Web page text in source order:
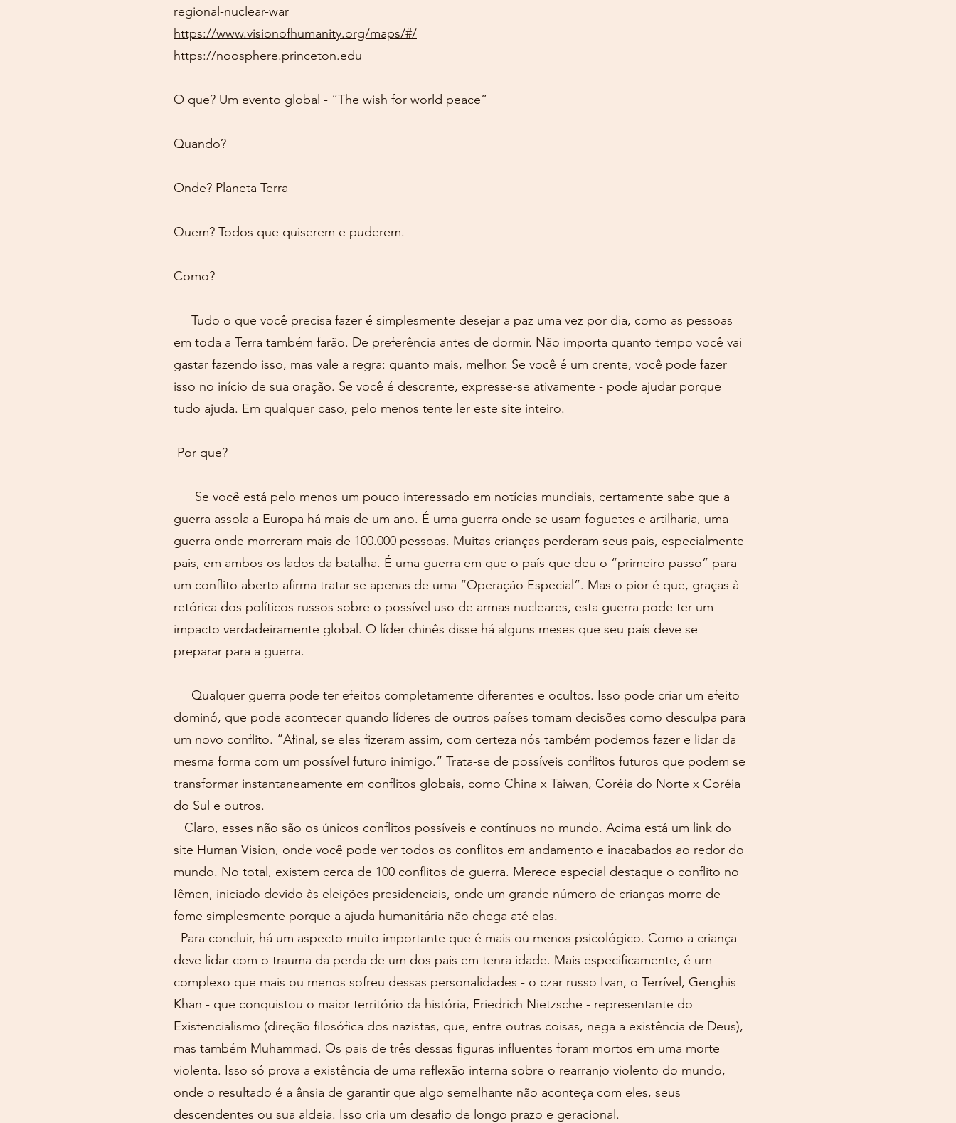
regional-nuclear-war
https://www.visionofhumanity.org/maps/#/
https://noosphere.princeton.edu
O que? Um evento global - “The wish for world peace”
Quando?
Onde? Planeta Terra
Quem? Todos que quiserem e puderem.
Como?
Tudo o que você precisa fazer é simplesmente desejar a paz uma vez por dia, como as pessoas
em toda a Terra também farão. De preferência antes de dormir. Não importa quanto tempo você vai
gastar fazendo isso, mas vale a regra: quanto mais, melhor. Se você é um crente, você pode fazer
isso no início de sua oração. Se você é descrente, expresse-se ativamente - pode ajudar porque
tudo ajuda. Em qualquer caso, pelo menos tente ler este site inteiro.
Por que?
Se você está pelo menos um pouco interessado em notícias mundiais, certamente sabe que a
guerra assola a Europa há mais de um ano. É uma guerra onde se usam foguetes e artilharia, uma
guerra onde morreram mais de 100.000 pessoas. Muitas crianças perderam seus pais, especialmente
pais, em ambos os lados da batalha. É uma guerra em que o país que deu o “primeiro passo” para
um conflito aberto afirma tratar-se apenas de uma “Operação Especial”. Mas o pior é que, graças à
retórica dos políticos russos sobre o possível uso de armas nucleares, esta guerra pode ter um
impacto verdadeiramente global. O líder chinês disse há alguns meses que seu país deve se
preparar para a guerra.
Qualquer guerra pode ter efeitos completamente diferentes e ocultos. Isso pode criar um efeito
dominó, que pode acontecer quando líderes de outros países tomam decisões como desculpa para
um novo conflito. “Afinal, se eles fizeram assim, com certeza nós também podemos fazer e lidar da
mesma forma com um possível futuro inimigo.” Trata-se de possíveis conflitos futuros que podem se
transformar instantaneamente em conflitos globais, como China x Taiwan, Coréia do Norte x Coréia
do Sul e outros.
Claro, esses não são os únicos conflitos possíveis e contínuos no mundo. Acima está um link do
site Human Vision, onde você pode ver todos os conflitos em andamento e inacabados ao redor do
mundo. No total, existem cerca de 100 conflitos de guerra. Merece especial destaque o conflito no
Iêmen, iniciado devido às eleições presidenciais, onde um grande número de crianças morre de
fome simplesmente porque a ajuda humanitária não chega até elas.
Para concluir, há um aspecto muito importante que é mais ou menos psicológico. Como a criança
deve lidar com o trauma da perda de um dos pais em tenra idade. Mais especificamente, é um
complexo que mais ou menos sofreu dessas personalidades - o czar russo Ivan, o Terrível, Genghis
Khan - que conquistou o maior território da história, Friedrich Nietzsche - representante do
Existencialismo (direção filosófica dos nazistas, que, entre outras coisas, nega a existência de Deus),
mas também Muhammad. Os pais de três dessas figuras influentes foram mortos em uma morte
violenta. Isso só prova a existência de uma reflexão interna sobre o rearranjo violento do mundo,
onde o resultado é a ânsia de garantir que algo semelhante não aconteça com eles, seus
descendentes ou sua aldeia. Isso cria um desafio de longo prazo e geracional.